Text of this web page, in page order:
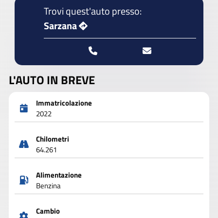
Trovi quest'auto presso:
Sarzana
L'AUTO IN BREVE
Immatricolazione
2022
Chilometri
64.261
Alimentazione
Benzina
Cambio